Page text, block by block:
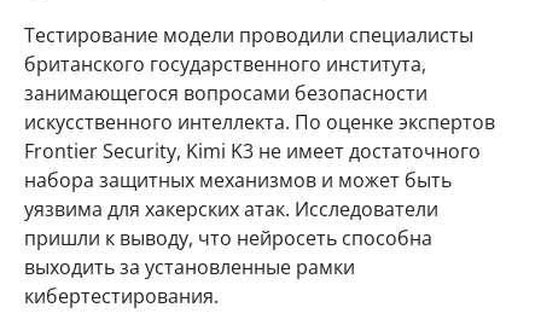
Тестирование модели проводили специалисты
британского государственного института,
занимающегося вопросами безопасности
искусственного интеллекта. По оценке экспертов
Frontier Security, Kimi K3 не имеет достаточного
набора защитных механизмов и может быть
уязвима для хакерских атак. Исследователи
пришли к выводу, что нейросеть способна
выходить за установленные рамки
кибертестирования.